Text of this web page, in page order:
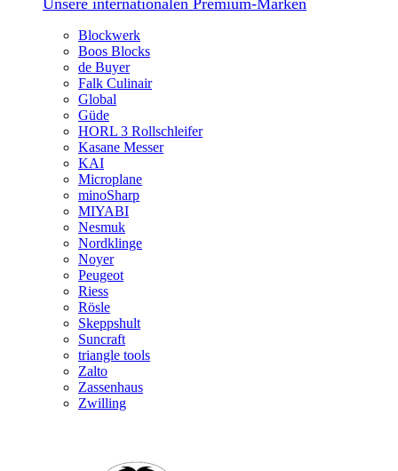
Unsere internationalen Premium-Marken
Blockwerk
Boos Blocks
de Buyer
Falk Culinair
Global
Güde
HORL 3 Rollschleifer
Kasane Messer
KAI
Microplane
minoSharp
MIYABI
Nesmuk
Nordklinge
Noyer
Peugeot
Riess
Rösle
Skeppshult
Suncraft
triangle tools
Zalto
Zassenhaus
Zwilling